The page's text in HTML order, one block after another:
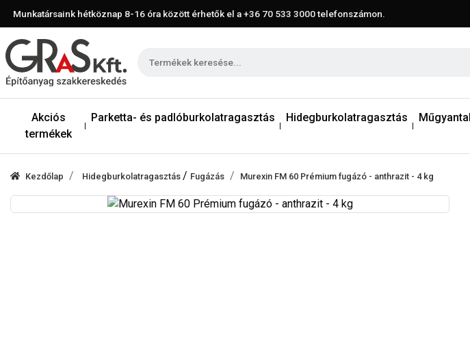
Munkatársaink hétköznap 8-16 óra között érhetők el a+36 70 533 3000telefonszámon.
Akciós
termékek
Parketta- és padlóburkolatragasztás Hidegburkolatragasztás
Kezdőlap Hidegburkolatragasztás / Fugázás Murexin FM 60 Prémium fugázó - anthrazit - 4 kg